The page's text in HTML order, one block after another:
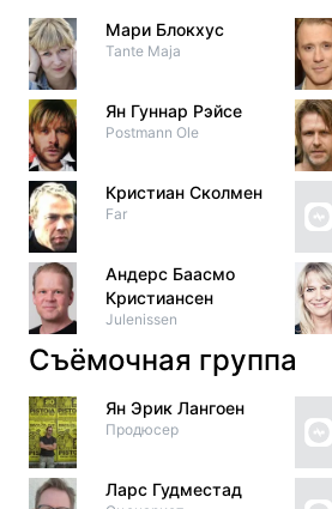
Мари Блокхус
Tante Maja
Ян Гуннар Рэйсе
Postmann Ole
Кристиан Сколмен
Far
Андерс Баасмо
Кристиансен
Julenissen
Съёмочная группа
Ян Эрик Лангоен
Продюсер
Ларс Гудместад